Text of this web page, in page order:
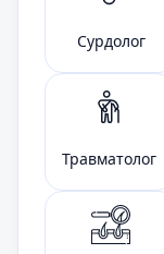
Сурдолог
Травматолог